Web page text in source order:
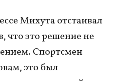
Михута отстаивал
что это решение не
Спортсмен
это был